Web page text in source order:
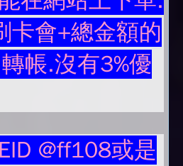
卡會+總金額的
帳.沒有3%優
@ff108或是